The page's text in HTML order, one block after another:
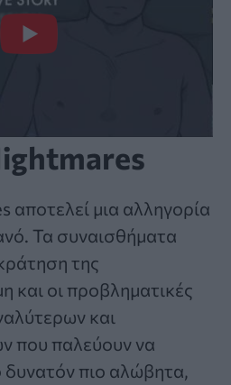
μια αλληγορία
Τα συναισθήματα
της
και οι προβληματικές
και
που παλεύουν να
πιο αλώβητα,